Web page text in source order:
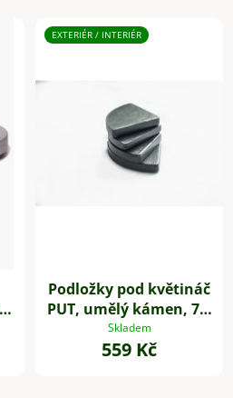
EXTERIÉR / INTERIÉR
Podložky pod květináč
PUT, umělý kámen, 7 x
7 cm, 4-set, šedé
Skladem
559 Kč